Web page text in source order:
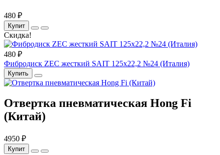
480 ₽
Купит
Скидка!
480 ₽
Фибродиск ZEC жесткий SAIT 125х22,2 №24 (Италия)
Купить
Отвертка пневматическая Hong Fi
(Китай)
4950 ₽
Купит